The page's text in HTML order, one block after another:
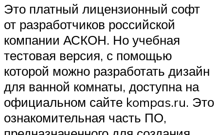
Это платный лицензионный софт
от разработчиков российской
компании АСКОН. Но учебная
тестовая версия, с помощью
которой можно разработать дизайн
для ванной комнаты, доступна на
официальном сайте kompas.ru. Это
ознакомительная часть ПО,